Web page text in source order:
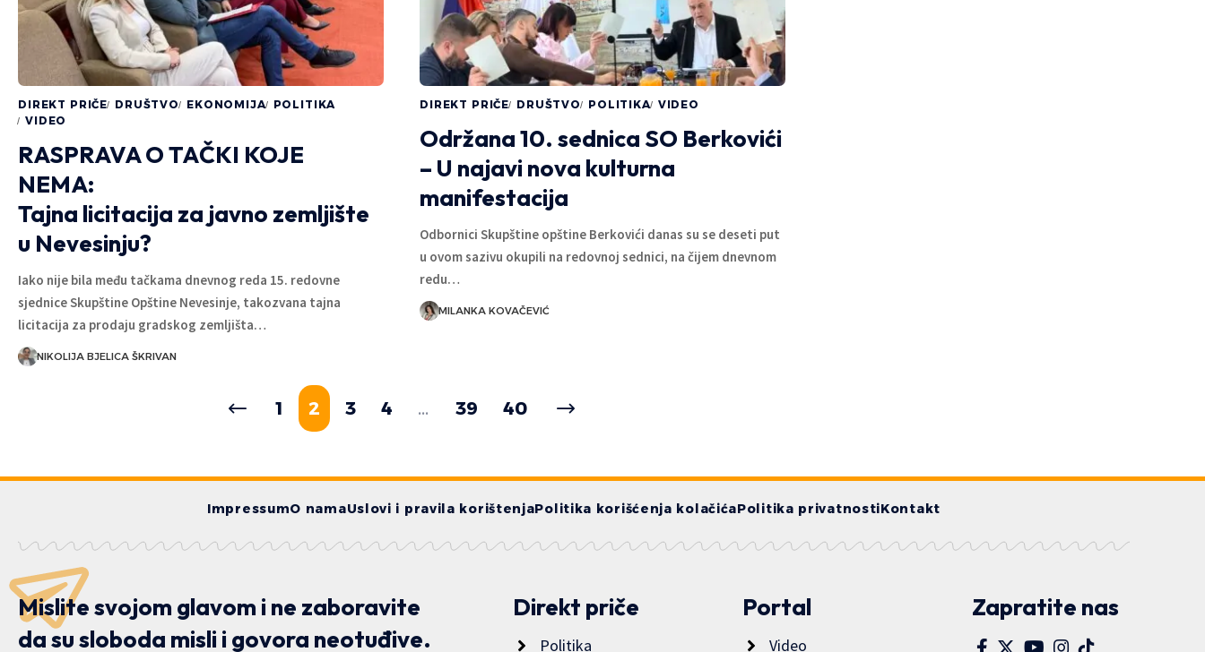
DIREKT PRIČE DRUŠTVO EKONOMIJA
POLITIKA
VIDEO
RASPRAVA O TAČKI KOJE
NEMA:
Tajna licitacija za javno zemljište
u Nevesinju?
Iako nije bila među tačkama dnevnog reda 15. redovne
sjednice Skupštine Opštine Nevesinje, takozvana tajna
licitacija za prodaju gradskog zemljišta…
NIKOLIJA BJELICA ŠKRIVAN
DIREKT PRIČE DRUŠTVO POLITIKA VIDEO
Održana 10. sednica SO Berkovići
– U najavi nova kulturna
manifestacija
Odbornici Skupštine opštine Berkovići danas su se deseti put
u ovom sazivu okupili na redovnoj sednici, na čijem dnevnom
redu…
MILANKA KOVAČEVIĆ
1 2 3 4 … 39 40
ImpressumO namaUslovi i pravila korištenjaPolitika korišćenja kolačićaPolitika privatnostiKontakt
Mislite svojom glavom i ne zaboravite
da su sloboda misli i govora neotuđive.
Direkt priče
Politika
Portal
Video
Zapratite nas